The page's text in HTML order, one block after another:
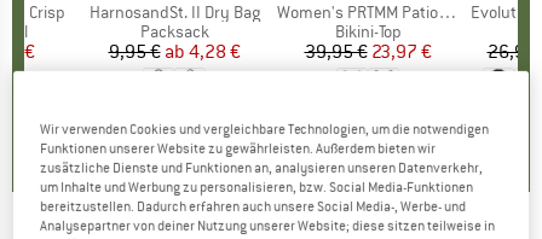
Crisp
Preis
€
Artikel
HarnosandSt. II Dry Bag
Produktgruppe
Packsack
Preis
9,95 € reduzierter Preis
ab 4,28 €
Artikel
Women's PRTMM Patio Triangle
Produktgruppe
Bikini-Top
Preis
39,95 €reduzierter Preis
23,97 €
Artikel
Evolution
26,95
Wir verwenden Cookies und vergleichbare Technologien, um die notwendigen
Funktionen unserer Website zu gewährleisten. Außerdem bieten wir
zusätzliche Dienste und Funktionen an, analysieren unseren Datenverkehr,
um Inhalte und Werbung zu personalisieren, bzw. Social Media-Funktionen
bereitzustellen. Dadurch erfahren auch unsere Social Media-, Werbe- und
Analysepartner von deiner Nutzung unserer Website; diese sitzen teilweise in